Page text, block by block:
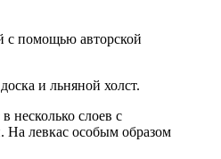
с помощью авторской
и льняной холст.
несколько слоев с
левкас особым образом